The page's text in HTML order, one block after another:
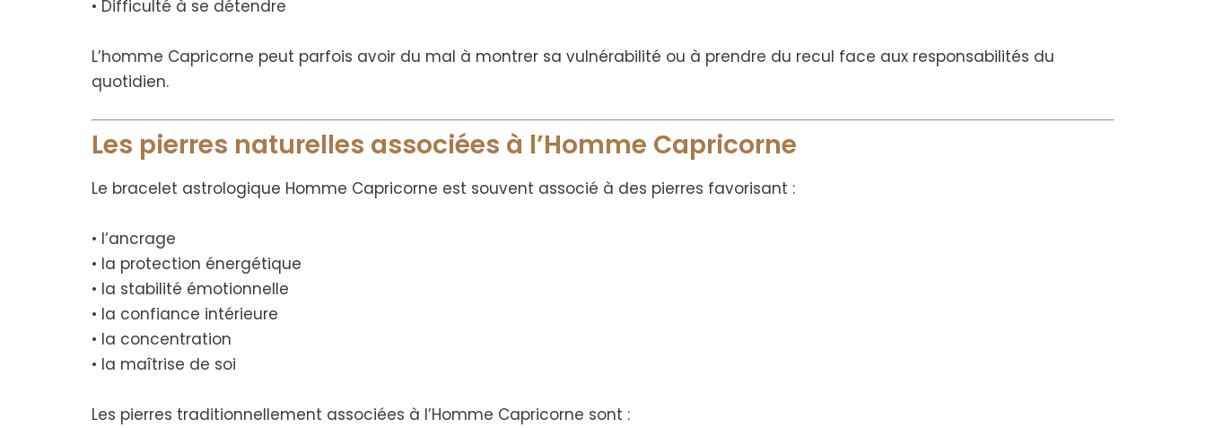
• Difficulté à se détendre
L’homme Capricorne peut parfois avoir du mal à montrer sa vulnérabilité ou à prendre du recul face aux responsabilités du
quotidien.
Les pierres naturelles associées à l’Homme Capricorne
Le bracelet astrologique Homme Capricorne est souvent associé à des pierres favorisant :
• l’ancrage
• la protection énergétique
• la stabilité émotionnelle
• la confiance intérieure
• la concentration
• la maîtrise de soi
Les pierres traditionnellement associées à l’Homme Capricorne sont :